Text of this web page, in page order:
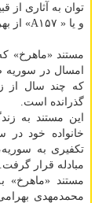
توان به آثاری از
و یا « A۱۵۷» از بهروز نورانی پور یاد كرد.
مستند «ماهرخ»
امسال در
كه چند سال از
گذرانده است.
این مستند به
خانواده خود
تكفیری به
مبادله قرار گرفت.
مستند «ماهرخ»
محمدمهدی